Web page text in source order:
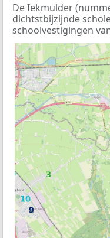
De Iekmulder
dichtstbijzijnde
schoolvestigingen